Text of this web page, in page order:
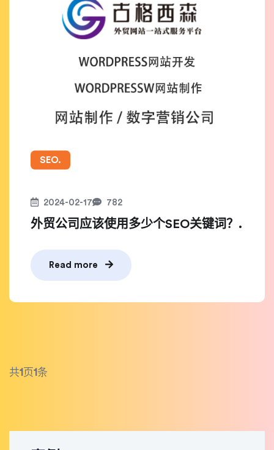
SEO.
2024-02-17 782
外贸公司应该使用多少个SEO关键词？.
Read more
共1 页1条